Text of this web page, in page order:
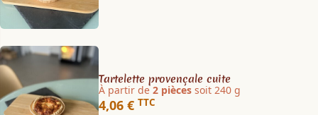
Tartelette provençale cuite
À partir de2 piècessoit 240 g
4,06 € TTC